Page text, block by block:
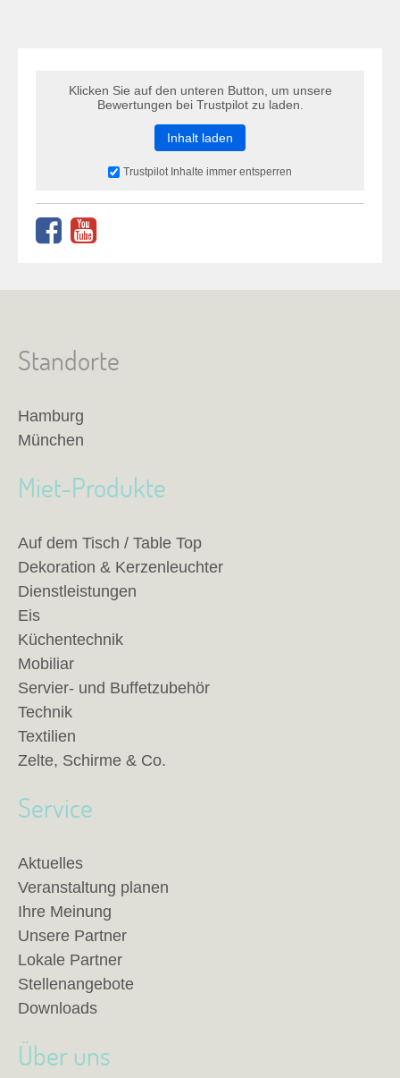
Klicken Sie auf den unteren Button, um unsere
Bewertungen bei Trustpilot zu laden.
Inhalt laden
Trustpilot Inhalte immer entsperren
Standorte
Hamburg
München
Miet-Produkte
Auf dem Tisch / Table Top
Dekoration & Kerzenleuchter
Dienstleistungen
Eis
Küchentechnik
Mobiliar
Servier- und Buffetzubehör
Technik
Textilien
Zelte, Schirme & Co.
Service
Aktuelles
Veranstaltung planen
Ihre Meinung
Unsere Partner
Lokale Partner
Stellenangebote
Downloads
Über uns